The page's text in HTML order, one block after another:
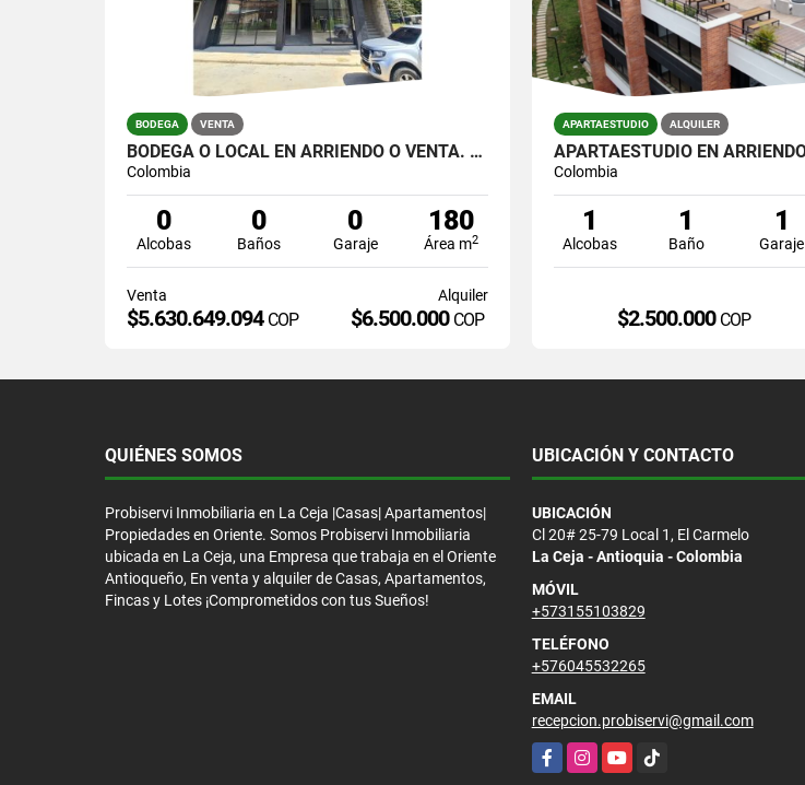
BODEGA VENTA
BODEGA O LOCAL EN ARRIENDO O VENTA. SECTOR CANTARRANA.
Colombia
0
Alcobas
0
Baños
0
Garaje
180
Área m2
Venta
$5.630.649.094 COP
Alquiler
$6.500.000 COP
APARTAESTUDIO ALQUILER
Colombia
1
Alcobas
1
Baño
1
Garaje
$2.500.000 COP
QUIÉNES SOMOS
Probiservi Inmobiliaria en La Ceja |Casas| Apartamentos|
Propiedades en Oriente. Somos Probiservi Inmobiliaria
ubicada en La Ceja, una Empresa que trabaja en el Oriente
Antioqueño, En venta y alquiler de Casas, Apartamentos,
Fincas y Lotes ¡Comprometidos con tus Sueños!
UBICACIÓN Y CONTACTO
UBICACIÓN
Cl 20# 25-79 Local 1, El Carmelo
La Ceja - Antioquia - Colombia
MÓVIL
+573155103829
TELÉFONO
+576045532265
EMAIL
recepcion.probiservi@gmail.com
FacebookInstagramYouTubeTikTok